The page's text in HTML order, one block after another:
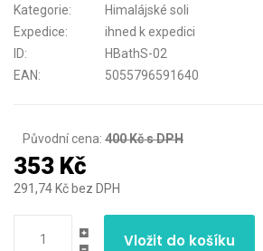
Kategorie:
Himalájské soli
Expedice:
ihned k expedici
ID:
HBathS-02
EAN:
5055796591640
Původní cena: 400 Kč s DPH
353 Kč
291,74 Kč bez DPH
Vložit do košíku